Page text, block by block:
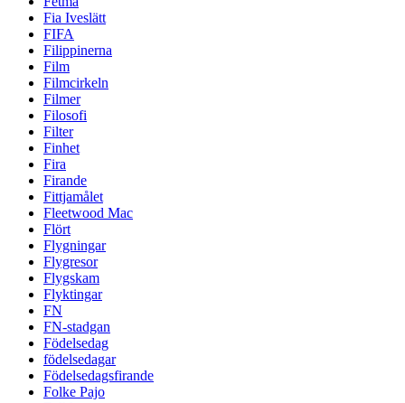
Fia Iveslätt
FIFA
Filippinerna
Film
Filmcirkeln
Filmer
Filosofi
Filter
Finhet
Fira
Firande
Fittjamålet
Fleetwood Mac
Flört
Flygningar
Flygresor
Flygskam
Flyktingar
FN
FN-stadgan
Födelsedag
födelsedagar
Födelsedagsfirande
Folke Pajo